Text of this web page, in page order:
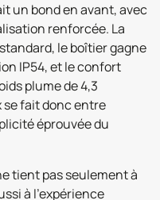
un bond en avant, avec
renforcée. La
le boîtier gagne
IP54, et le confort
plume de 4,3
se fait donc entre
éprouvée du
tient pas seulement à
à l’expérience